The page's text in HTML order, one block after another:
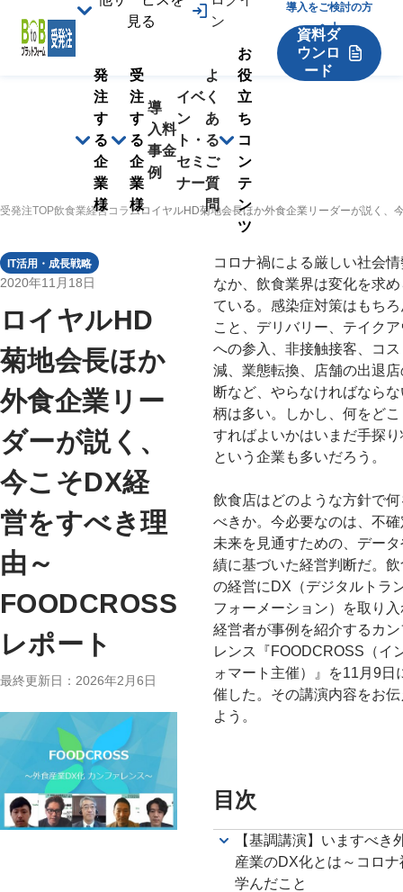
見る
ン
発
注
す
る
企
業
様
受
注
す
る
企
業
様
導
入
事
例
料
金
イベ
ン
ト・
セミ
ナー
よ
く
あ
る
ご
質
問
お
役
立
ち
コ
ン
テ
ン
ツ
導入をご検討の方
へ！
資料ダ
ウンロ
ード
受発注TOP飲食業経営コラムロイヤルHD菊地会長ほか外食企業リーダーが説く、
IT活用・成長戦略
2020年11月18日
ロイヤルHD
菊地会長ほか
外食企業リー
ダーが説く、
今こそDX経
営をすべき理
由～
FOODCROSS
レポート
最終更新日：2026年2月6日
コロナ禍による厳しい社会
なか、飲食業界は変化を求
ている。感染症対策はもち
こと、デリバリー、テイク
への参入、非接触接客、コ
減、業態転換、店舗の出退
断など、やらなければなら
柄は多い。しかし、何をど
すればよいかはいまだ手探
という企業も多いだろう。
飲食店はどのような方針で
べきか。今必要なのは、不
未来を見通すための、デー
績に基づいた経営判断だ。
の経営にDX（デジタルトラ
フォーメーション）を取り
経営者が事例を紹介するカ
レンス『FOODCROSS（イ
ォマート主催）』を11月9日
催した。その講演内容をお
よう。
目次
【基調講演】いますべき
産業のDX化とは～コロナ
学んだこと